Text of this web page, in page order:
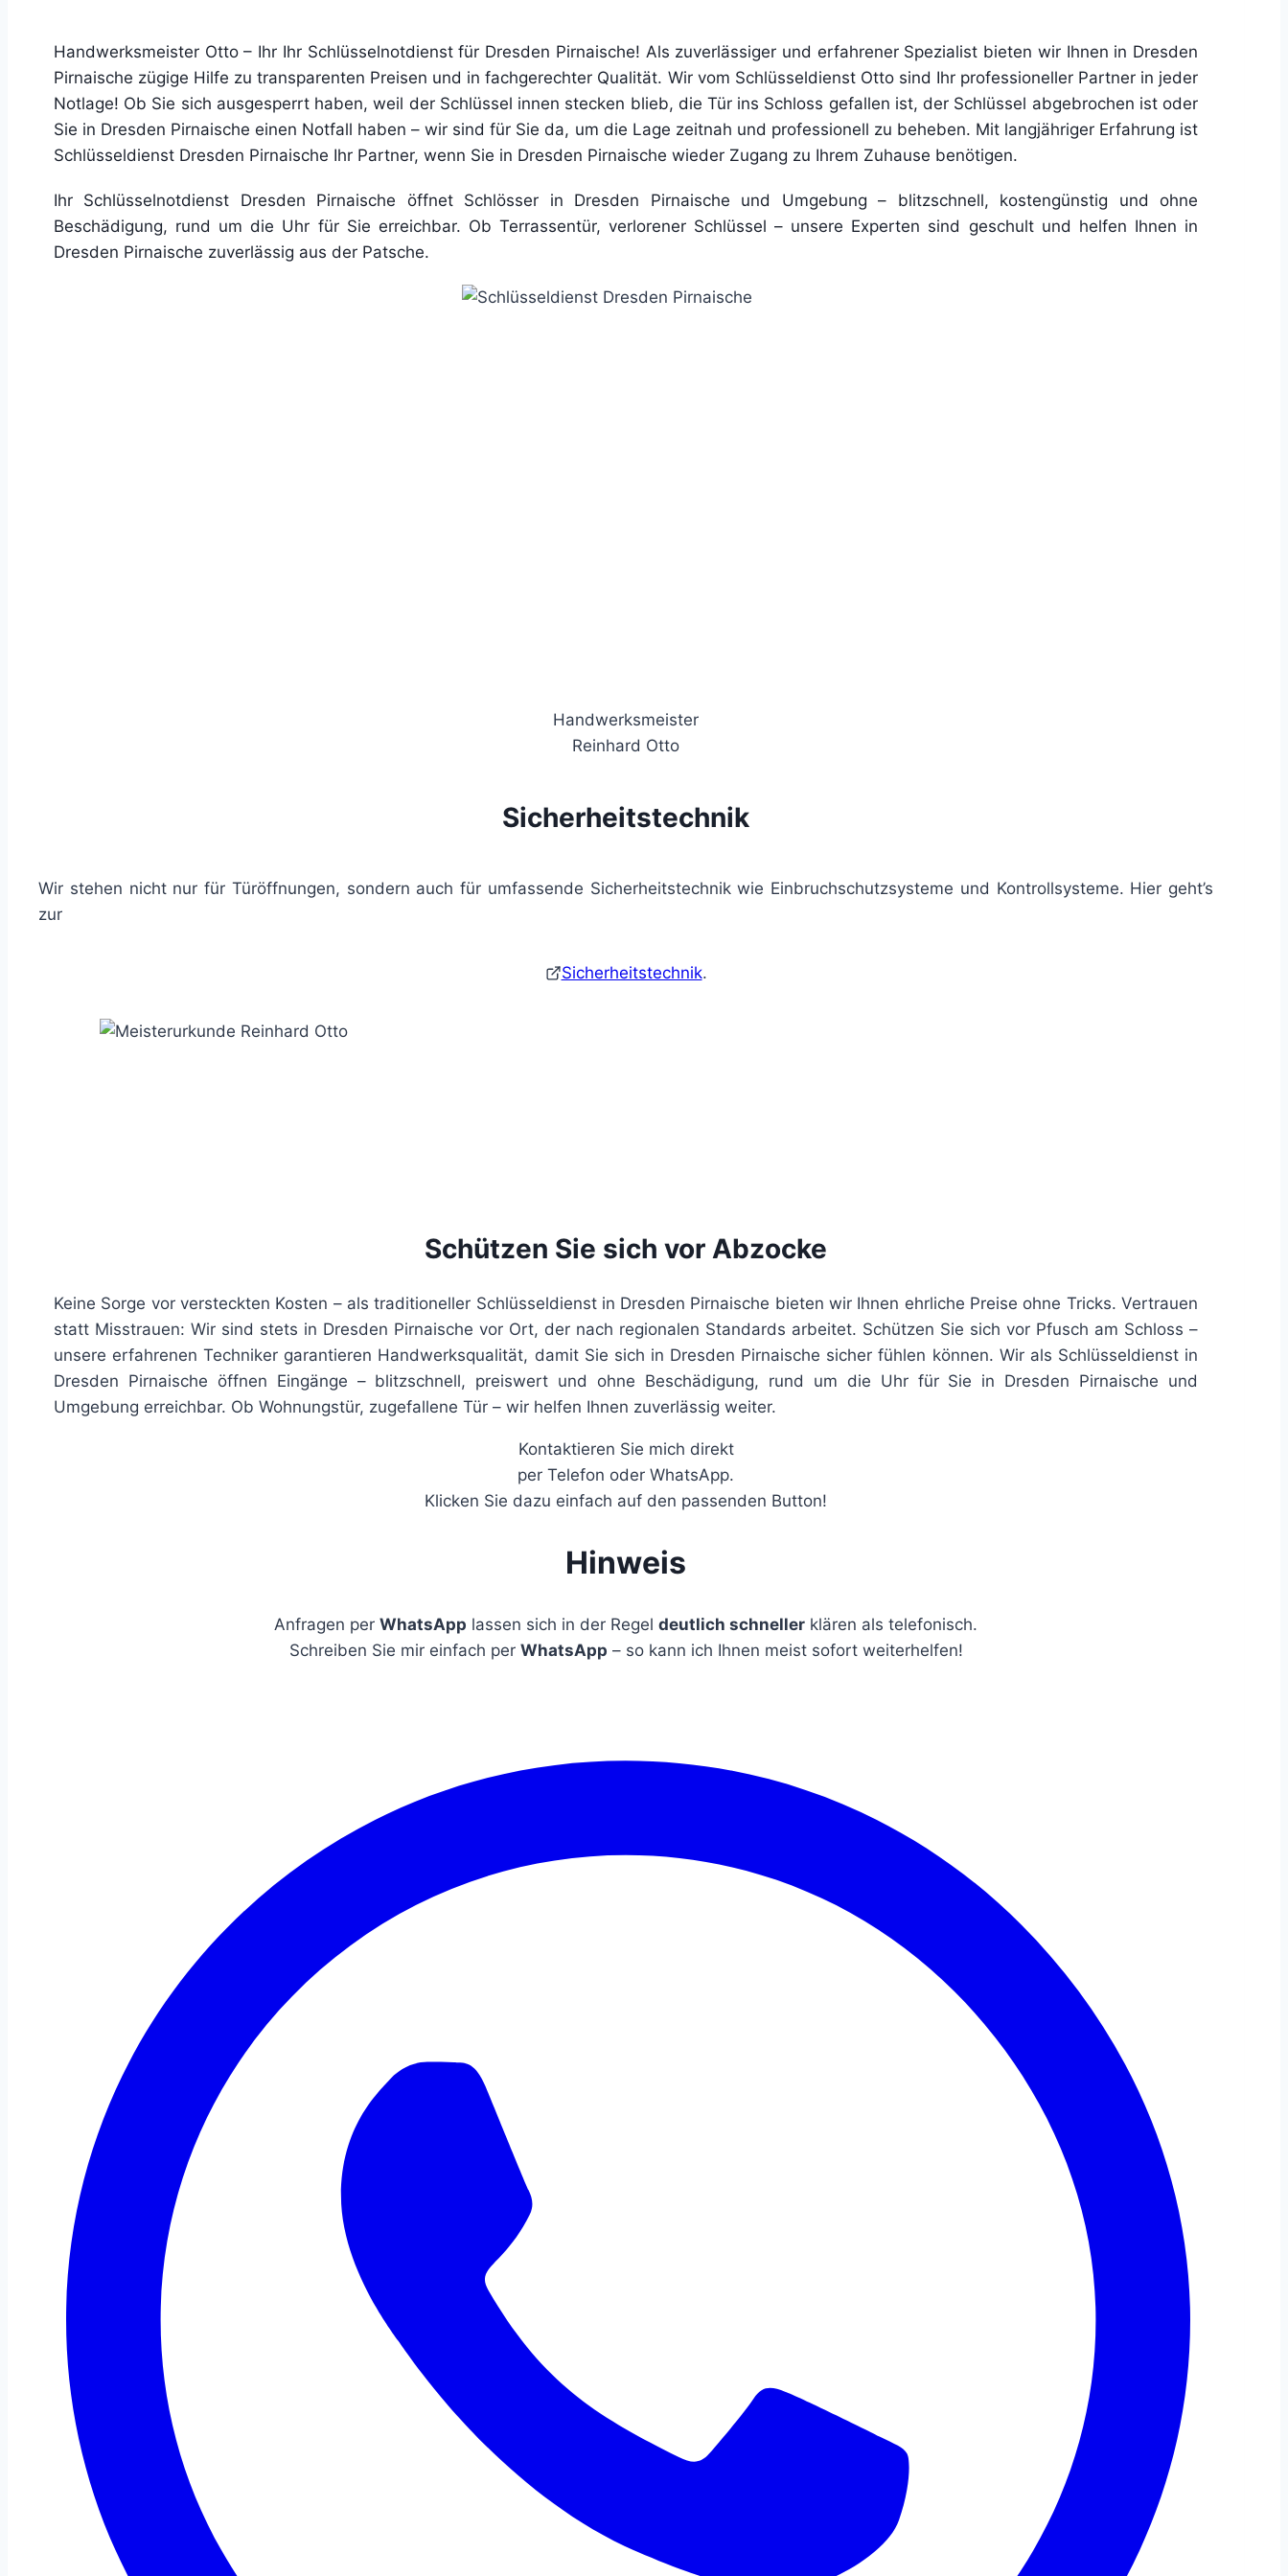
Handwerksmeister Otto – Ihr Ihr Schlüsselnotdienst für Dresden Pirnaische! Als zuverlässiger und erfahrener Spezialist bieten wir Ihnen in Dresden
Pirnaische zügige Hilfe zu transparenten Preisen und in fachgerechter Qualität. Wir vom Schlüsseldienst Otto sind Ihr professioneller Partner in jeder
Notlage! Ob Sie sich ausgesperrt haben, weil der Schlüssel innen stecken blieb, die Tür ins Schloss gefallen ist, der Schlüssel abgebrochen ist oder
Sie in Dresden Pirnaische einen Notfall haben – wir sind für Sie da, um die Lage zeitnah und professionell zu beheben. Mit langjähriger Erfahrung ist
Schlüsseldienst Dresden Pirnaische Ihr Partner, wenn Sie in Dresden Pirnaische wieder Zugang zu Ihrem Zuhause benötigen.
Ihr Schlüsselnotdienst Dresden Pirnaische öffnet Schlösser in Dresden Pirnaische und Umgebung – blitzschnell, kostengünstig und ohne
Beschädigung, rund um die Uhr für Sie erreichbar. Ob Terrassentür, verlorener Schlüssel – unsere Experten sind geschult und helfen Ihnen in
Dresden Pirnaische zuverlässig aus der Patsche.
Handwerksmeister
Reinhard Otto
Sicherheitstechnik
Wir stehen nicht nur für Türöffnungen, sondern auch für umfassende Sicherheitstechnik wie Einbruchschutzsysteme und Kontrollsysteme. Hier geht’s
zur
Sicherheitstechnik.
Schützen Sie sich vor Abzocke
Keine Sorge vor versteckten Kosten – als traditioneller Schlüsseldienst in Dresden Pirnaische bieten wir Ihnen ehrliche Preise ohne Tricks. Vertrauen
statt Misstrauen: Wir sind stets in Dresden Pirnaische vor Ort, der nach regionalen Standards arbeitet. Schützen Sie sich vor Pfusch am Schloss –
unsere erfahrenen Techniker garantieren Handwerksqualität, damit Sie sich in Dresden Pirnaische sicher fühlen können. Wir als Schlüsseldienst in
Dresden Pirnaische öffnen Eingänge – blitzschnell, preiswert und ohne Beschädigung, rund um die Uhr für Sie in Dresden Pirnaische und
Umgebung erreichbar. Ob Wohnungstür, zugefallene Tür – wir helfen Ihnen zuverlässig weiter.
Kontaktieren Sie mich direkt
per Telefon oder WhatsApp.
Klicken Sie dazu einfach auf den passenden Button!
Hinweis
Anfragen per WhatsApp lassen sich in der Regel deutlich schneller klären als telefonisch.
Schreiben Sie mir einfach per WhatsApp – so kann ich Ihnen meist sofort weiterhelfen!